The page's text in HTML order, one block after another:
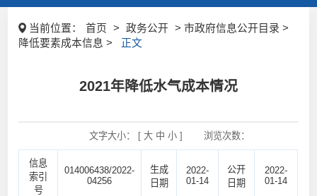
当前位置： 首页 > 政务公开
> 市政府信息公开目录 >
降低要素成本信息 >
正文
2021年降低水气成本情况
文字大小： [ 大 中 小] 浏览次数：
信息
索引
号
014006438/2022-
04256
生成
日期
2022-
01-14
公开
日期
2022-
01-14